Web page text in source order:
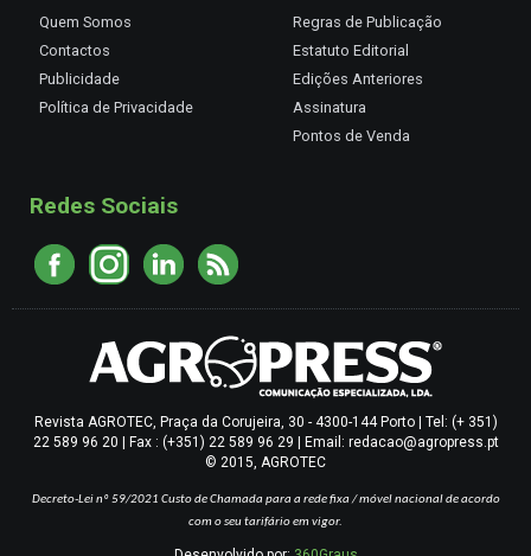
Quem Somos
Contactos
Publicidade
Política de Privacidade
Regras de Publicação
Estatuto Editorial
Edições Anteriores
Assinatura
Pontos de Venda
Redes Sociais
Revista AGROTEC, Praça da Corujeira, 30 - 4300-144 Porto | Tel: (+ 351)
22 589 96 20 | Fax : (+351) 22 589 96 29 | Email: redacao@agropress.pt
© 2015, AGROTEC
Decreto-Lei nº 59/2021 Custo de Chamada para a rede fixa / móvel nacional de acordo
com o seu tarifário em vigor.